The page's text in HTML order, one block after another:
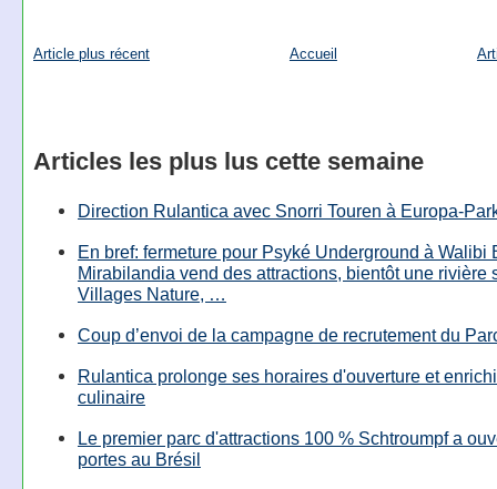
Article plus récent Accueil
Articles les plus lus cette semaine
Direction Rulantica avec Snorri Touren à Europa-
En bref: fermeture pour Psyké Underground à Walibi
Mirabilandia vend des attractions, bientôt une rivière
Villages Nature, …
Coup d’envoi de la campagne de recrutement du
Rulantica prolonge ses horaires d'ouverture et
culinaire
Le premier parc d'attractions 100 % Schtroumpf a
portes au Brésil